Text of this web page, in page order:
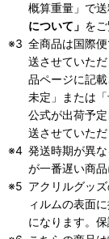
概算重量」で
について」 をご
全商品は国際
送させていた
品ページに記
未定」または
公式が出荷予
送させていただ
発送時期が異
が一番遅い商品
アクリルグッ
ィルムの表面
になります。